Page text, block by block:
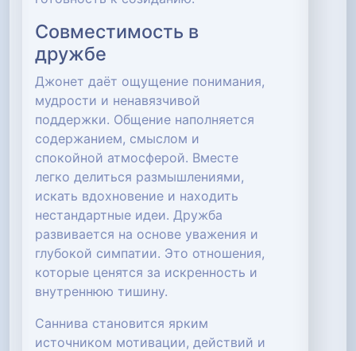
Совместимость в
дружбе
Джонет даёт ощущение понимания,
мудрости и ненавязчивой
поддержки. Общение наполняется
содержанием, смыслом и
спокойной атмосферой. Вместе
легко делиться размышлениями,
искать вдохновение и находить
нестандартные идеи. Дружба
развивается на основе уважения и
глубокой симпатии. Это отношения,
которые ценятся за искренность и
внутреннюю тишину.
Саннива становится ярким
источником мотивации, действий и